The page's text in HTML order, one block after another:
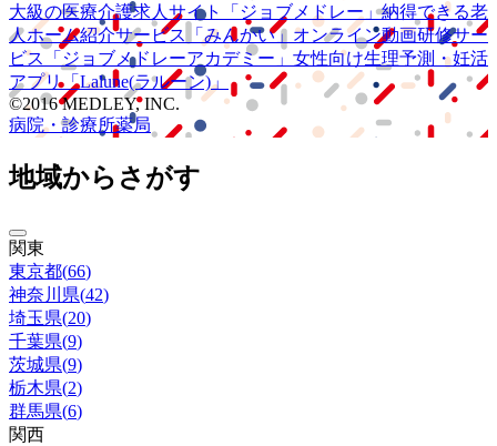
大級の医療介護求人サイト 「ジョブメドレー」納得できる老
人ホーム紹介サービス
「みんかい」 オンライン動画研修サー
ビス
「ジョブメドレーアカデミー」 女性向け生理予測・妊活
アプリ「Lalune(ラルーン)」
©2016 MEDLEY, INC.
病院・診療所薬局
地域からさがす
関東
東京都(66)
神奈川県(42)
埼玉県(20)
千葉県(9)
茨城県(9)
栃木県(2)
群馬県(6)
関西